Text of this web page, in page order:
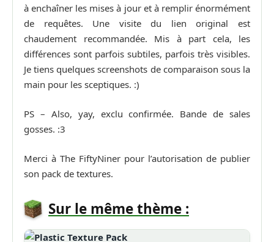
à enchaîner les mises à jour et à remplir énormément
de requêtes. Une visite du lien original est
chaudement recommandée. Mis à part cela, les
différences sont parfois subtiles, parfois très visibles.
Je tiens quelques screenshots de comparaison sous la
main pour les sceptiques. :)
PS – Also, yay, exclu confirmée. Bande de sales
gosses. :3
Merci à The FiftyNiner pour l’autorisation de publier
son pack de textures.
Sur le même thème :